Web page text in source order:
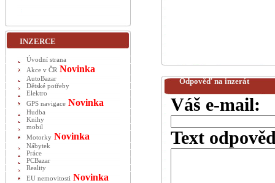
Odpověď na inzerát
Váš e-mail:
Text
INZERCE
Úvodní strana
Akce v ČR Novinka
AutoBazar
Dětské potřeby
Elektro
GPS navigace Novinka
Hudba
Knihy
mobil
Motorky Novinka
Nábytek
Práce
PCBazar
Reality
EU nemovitosti Novinka